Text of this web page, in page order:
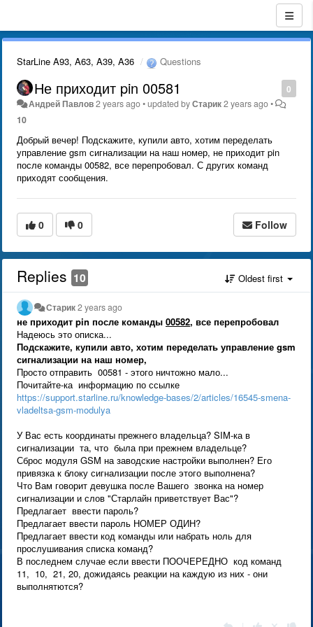
StarLine A93, A63, A39, A36 Questions
0
Не приходит pin 00581
Андрей Павлов2 years ago•updated byСтарик2 years ago•
10
Добрый вечер! Подскажите, купили авто, хотим переделать
управление gsm сигнализации на наш номер, не приходит pin
после команды 00582, все перепробовал. С других команд
приходят сообщения.
0 0 Follow
Replies 10 Oldest first
Старик2 years ago
не приходит pin после команды 00582, все перепробовал
Надеюсь это описка...
Подскажите, купили авто, хотим переделать управление gsm
сигнализации на наш номер,
Просто отправить 00581 - этого ничтожно мало...
Почитайте-ка информацию по ссылке
https://support.starline.ru/knowledge-bases/2/articles/16545-smena-
vladeltsa-gsm-modulya
У Вас есть координаты прежнего владельца? SIM-ка в
сигнализации та, что была при прежнем владельце?
Сброс модуля GSM на заводские настройки выполнен? Его
привязка к блоку сигнализации после этого выполнена?
Что Вам говорит девушка после Вашего звонка на номер
сигнализации и слов "Старлайн приветствует Вас"?
Предлагает ввести пароль?
Предлагает ввести пароль НОМЕР ОДИН?
Предлагает ввести код команды или набрать ноль для
прослушивания списка команд?
В последнем случае если ввести ПООЧЕРЕДНО код команд
11, 10, 21, 20, дожидаясь реакции на каждую из них - они
выполнятются?